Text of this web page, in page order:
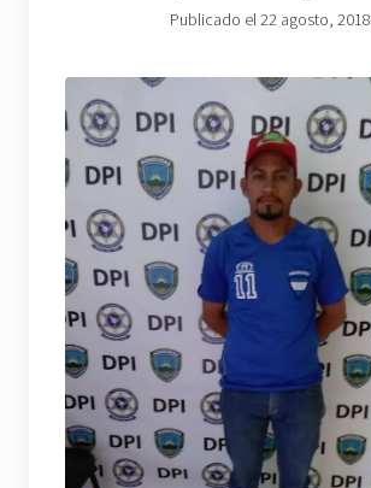
Publicado el 22 agosto, 2018